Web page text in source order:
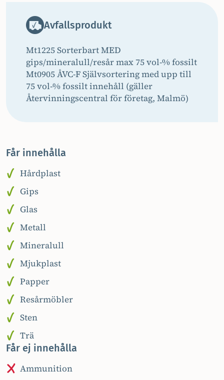
Avfallsprodukt
Mt1225 Sorterbart MED
gips/mineralull/resår max 75 vol-% fossilt
Mt0905 ÅVC-F Självsortering med upp till
75 vol-% fossilt innehåll (gäller
Återvinningscentral för företag, Malmö)
Får innehålla
Hårdplast
Gips
Glas
Metall
Mineralull
Mjukplast
Papper
Resårmöbler
Sten
Trä
Får ej innehålla
Ammunition